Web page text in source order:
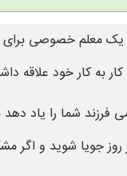
یک معلم خصوصی
به کار خود علاقه
شما را یاد
شوید و اگر